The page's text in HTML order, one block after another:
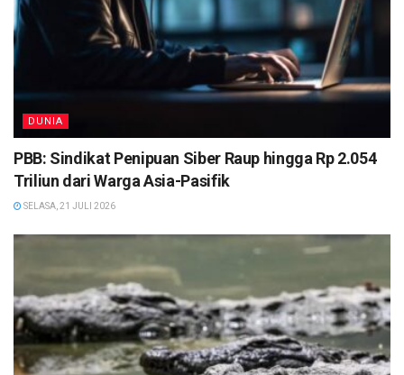
DUNIA
PBB: Sindikat Penipuan Siber Raup hingga Rp 2.054
Triliun dari Warga Asia-Pasifik
SELASA, 21 JULI 2026